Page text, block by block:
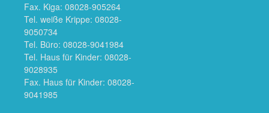
Fax. Kiga: 08028-905264
Tel. weiße Krippe: 08028-
9050734
Tel. Büro: 08028-9041984
Tel. Haus für Kinder: 08028-
9028935
Fax. Haus für Kinder: 08028-
9041985